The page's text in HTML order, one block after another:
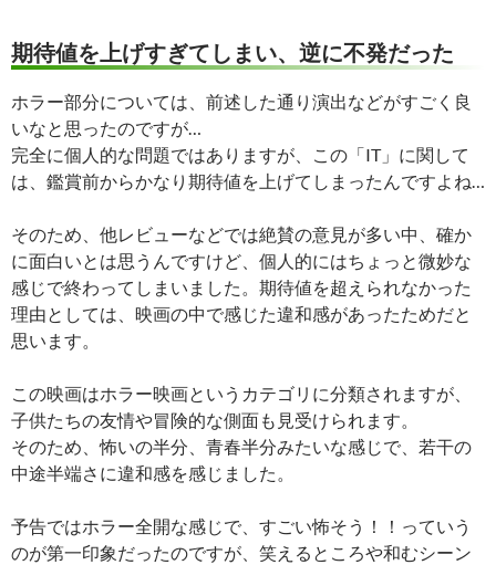
期待値を上げすぎてしまい、逆に不発だった
ホラー部分については、前述した通り演出などがすごく良
いなと思ったのですが…
完全に個人的な問題ではありますが、この「IT」に関して
は、鑑賞前からかなり期待値を上げてしまったんですよね…
そのため、他レビューなどでは絶賛の意見が多い中、確か
に面白いとは思うんですけど、個人的にはちょっと微妙な
感じで終わってしまいました。期待値を超えられなかった
理由としては、映画の中で感じた違和感があったためだと
思います。
この映画はホラー映画というカテゴリに分類されますが、
子供たちの友情や冒険的な側面も見受けられます。
そのため、怖いの半分、青春半分みたいな感じで、若干の
中途半端さに違和感を感じました。
予告ではホラー全開な感じで、すごい怖そう！！っていう
のが第一印象だったのですが、笑えるところや和むシーン